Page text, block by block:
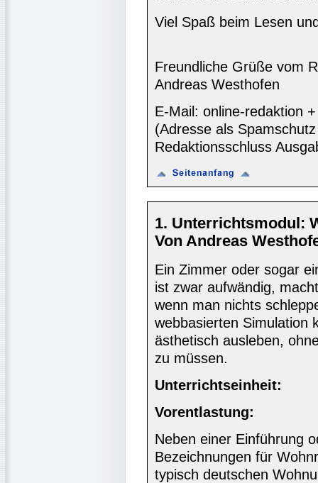
Viel Spaß beim Lesen
Freundliche Grüße vom
Andreas Westhofen
E-Mail: online-redaktion
(Adresse als
Redaktionsschluss
1. Unterrichtsmodul:
Von Andreas
Ein Zimmer oder sogar
ist zwar aufwändig,
wenn man nichts
webbasierten Simulation
ästhetisch ausleben,
zu müssen.
Unterrichtseinheit:
Vorentlastung:
Neben einer Einführung
Bezeichnungen für
typisch deutschen